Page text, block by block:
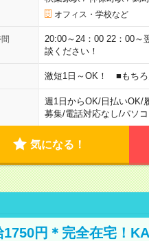
オフィス・学校など
20:00～24：00 22：00
談ください！
激短1日～OK！ ■もちろ
週1日からOK/日払いOK/
募集/電話対応なし/パソ
気になる！
1750円＊完全在宅！